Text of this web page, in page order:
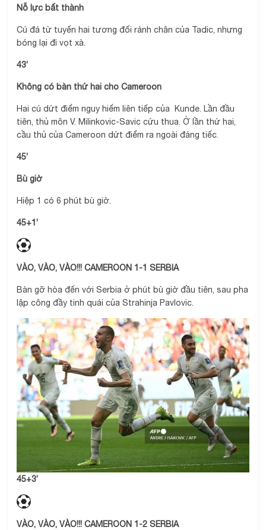
Nỗ lực bất thành
Cú đá từ tuyến hai tương đối rảnh chân của Tadic, nhưng
bóng lại đi vọt xà.
43’
Không có bàn thứ hai cho Cameroon
Hai cú dứt điểm nguy hiểm liên tiếp của Kunde. Lần đầu
tiên, thủ môn V. Milinkovic-Savic cứu thua. Ở lần thứ hai,
cầu thủ của Cameroon dứt điểm ra ngoài đáng tiếc.
45’
Bù giờ
Hiệp 1 có 6 phút bù giờ.
45+1’
VÀO, VÀO, VÀO!!! CAMEROON 1-1 SERBIA
Bàn gỡ hòa đến với Serbia ở phút bù giờ đầu tiên, sau pha
lập công đầy tinh quái của Strahinja Pavlovic.
45+3’
VÀO, VÀO, VÀO!!! CAMEROON 1-2 SERBIA